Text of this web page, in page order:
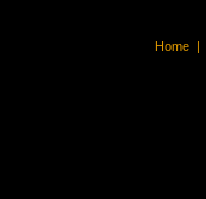
Home |